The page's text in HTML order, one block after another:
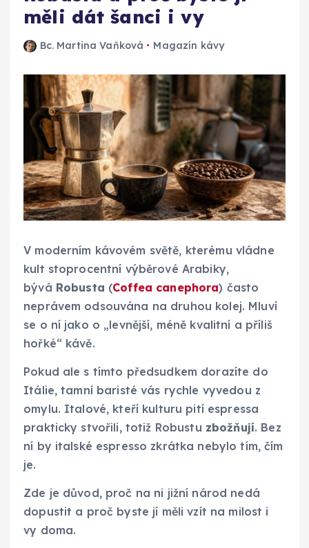
měli dát šanci i vy
Bc. Martina Vaňková Magazín kávy
V moderním kávovém světě, kterému vládne
kult stoprocentní výběrové Arabiky,
bývá Robusta (Coffea canephora) často
neprávem odsouvána na druhou kolej. Mluví
se o ní jako o „levnější, méně kvalitní a příliš
hořké“ kávě.
Pokud ale s tímto předsudkem dorazíte do
Itálie, tamní baristé vás rychle vyvedou z
omylu. Italové, kteří kulturu pití espressa
prakticky stvořili, totiž Robustu zbožňují. Bez
ní by italské espresso zkrátka nebylo tím, čím
je.
Zde je důvod, proč na ni jižní národ nedá
dopustit a proč byste jí měli vzít na milost i
vy doma.